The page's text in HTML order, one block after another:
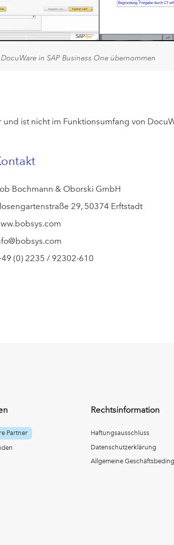
in SAP Business One übernommen
ist nicht im Funktionsumfang von
Bochmann & Oborski GmbH
29, 50374 Erftstadt
(0) 2235 / 92302-610
Partner
Rechtsinformation
Haftungsausschluss
Datenschutzerklärung
Allgemeine